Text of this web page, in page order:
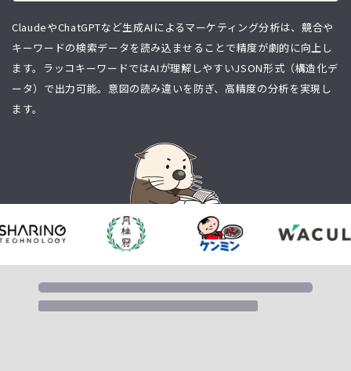
ClaudeやChatGPTなど生成AIによるマーケティング分析は、競合や
キーワードの検索データを読み込ませることで精度が劇的に向上し
ます。ラッコキーワードではAIが理解しやすいJSON形式（構造化デ
ータ）で出力可能。意図の読み違いを防ぎ、高精度の分析を実現し
ます。